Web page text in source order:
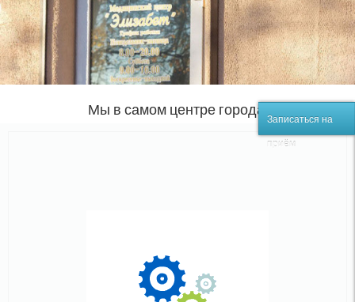
Мы в самом центре города:Записаться на
приём